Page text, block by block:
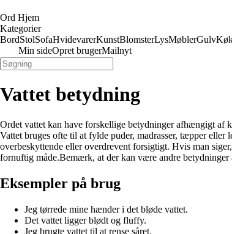
Ord Hjem
Kategorier
BordStolSofaHvidevarerKunstBlomsterLysMøblerGulv
Min sideOpret brugerMailnyt
Vattet betydning
Ordet vattet kan have forskellige betydninger afhængigt af
Vattet bruges ofte til at fylde puder, madrasser, tæpper
overbeskyttende eller overdrevent forsigtigt. Hvis man
fornuftig måde.Bemærk, at der kan være andre
Eksempler på brug
Jeg tørrede mine hænder i det bløde vattet.
Det vattet ligger blødt og fluffy.
Jeg brugte vattet til at rense såret.